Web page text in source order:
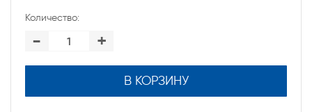
Количество:
- +
В КОРЗИНУ